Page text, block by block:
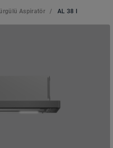
Aspiratör / AL 38 I